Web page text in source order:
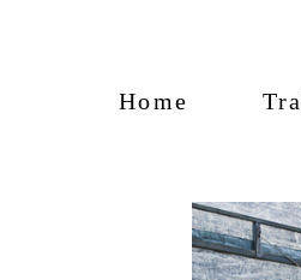
Home